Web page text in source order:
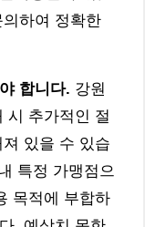
하여 정확한
합니다. 강원
시 추가적인 절
있을 수 있습
특정 가맹점으
목적에 부합하